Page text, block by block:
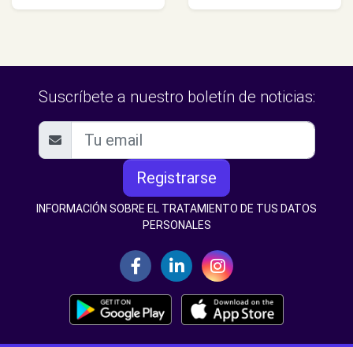
Suscríbete a nuestro boletín de noticias:
Registrarse
INFORMACIÓN SOBRE EL TRATAMIENTO DE TUS DATOS
PERSONALES